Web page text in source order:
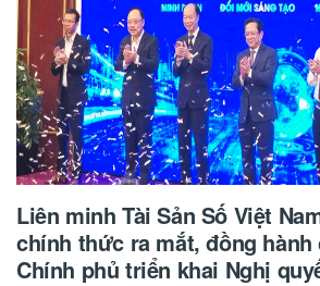
Liên minh Tài Sản Số Việt
chính thức ra mắt, đồng hành
Chính phủ triển khai Nghị